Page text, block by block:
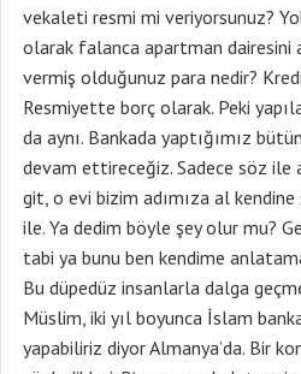
vekaleti resmi mi veriyorsunuz?
olarak falanca apartman dairesini
vermiş olduğunuz para nedir?
Resmiyette borç olarak. Peki
da aynı. Bankada yaptığımız
devam ettireceğiz. Sadece söz ile
git, o evi bizim adımıza al
ile. Ya dedim böyle şey olur mu?
tabi ya bunu ben kendime
Bu düpedüz insanlarla dalga
Müslim, iki yıl boyunca İslam
yapabiliriz diyor Almanya’da. Bir